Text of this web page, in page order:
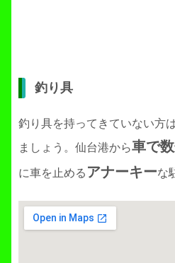
釣り具
釣り具を持ってきていない方
ましょう。仙台港から車で
に車を止める アナーキーな